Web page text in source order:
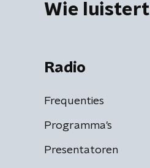
Wie luistert
Radio
Frequenties
Programma's
Presentatoren